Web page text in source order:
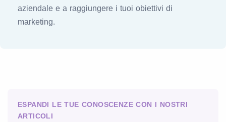
aziendale e a raggiungere i tuoi obiettivi di
marketing.
ESPANDI LE TUE CONOSCENZE CON I NOSTRI
ARTICOLI